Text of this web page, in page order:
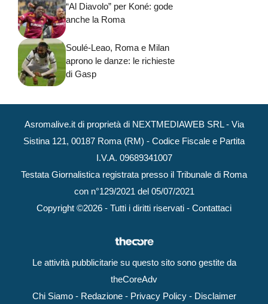
“Al Diavolo” per Koné: gode
anche la Roma
Soulé-Leao, Roma e Milan
aprono le danze: le richieste
di Gasp
Asromalive.it di proprietà di NEXTMEDIAWEB SRL - Via
Sistina 121, 00187 Roma (RM) - Codice Fiscale e Partita
I.V.A. 09689341007
Testata Giornalistica registrata presso il Tribunale di Roma
con n°129/2021 del 05/07/2021
Copyright ©2026 - Tutti i diritti riservati - Contattaci
Le attività pubblicitarie su questo sito sono gestite da
theCoreAdv
Chi Siamo- Redazione- Privacy Policy- Disclaimer